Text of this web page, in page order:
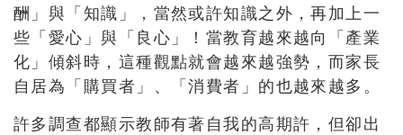
酬」與「知識」，當然或許知識之外，再加上一
些「愛心」與「良心」！當教育越來越向「產業
化」傾斜時，這種觀點就會越來越強勢，而家長
自居為「購買者」、「消費者」的也越來越多。
許多調查都顯示教師有著自我的高期許，但卻出